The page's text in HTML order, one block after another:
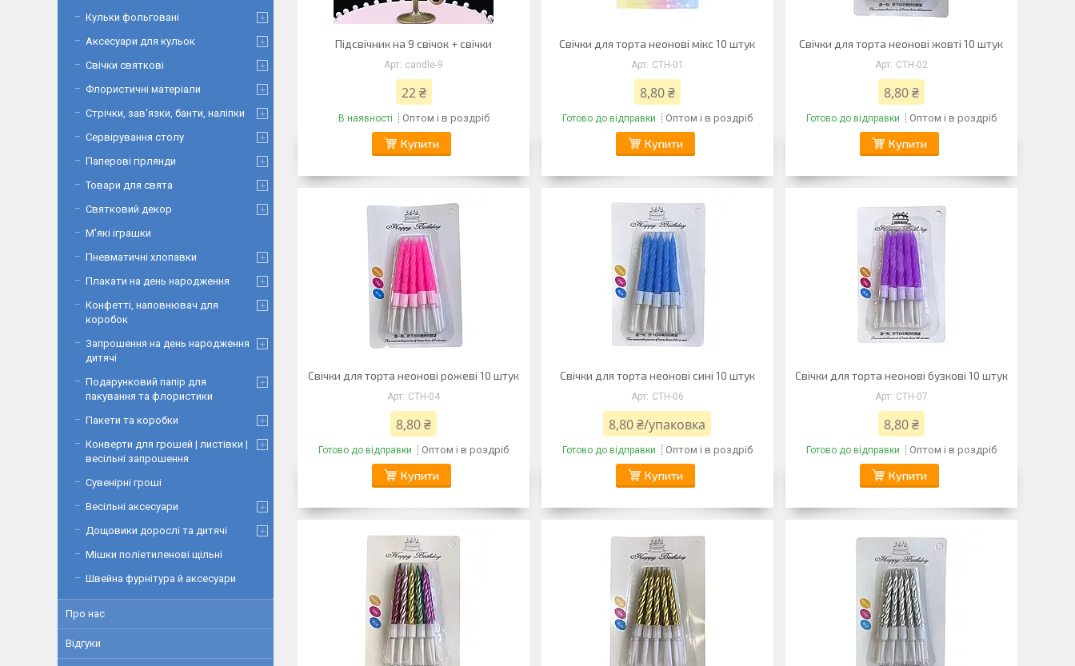
Підсвічник на 9 свічок + свічки
candle-9
22 ₴
В наявності Оптом і в роздріб
Купити
Свічки для торта неонові мікс 10 штук
CTH-01
8,80 ₴
Готово до відправки Оптом і в роздріб
Купити
Свічки для торта неонові жовті 10 штук
CTH-02
8,80 ₴
Готово до відправки Оптом і в роздріб
Купити
Свічки для торта неонові рожеві 10 штук
CTH-04
8,80 ₴
Готово до відправки Оптом і в роздріб
Купити
Свічки для торта неонові сині 10 штук
CTH-06
8,80 ₴/упаковка
Готово до відправки Оптом і в роздріб
Купити
Свічки для торта неонові бузкові 10 штук
CTH-07
8,80 ₴
Готово до відправки Оптом і в роздріб
Купити
Кульки фольговані
Аксесуари для кульок
Свічки святкові
Флористичні матеріали
Стрічки, зав'язки, банти, наліпки
Сервірування столу
Паперові гірлянди
Товари для свята
Святковий декор
М'які іграшки
Пневматичні хлопавки
Плакати на день народження
Конфетті, наповнювач для
коробок
Запрошення на день народження
дитячі
Подарунковий папір для
пакування та флористики
Пакети та коробки
Конверти для грошей | листівки |
весільні запрошення
Сувенірні гроші
Весільні аксесуари
Дощовики дорослі та дитячі
Мішки поліетиленові щільні
Швейна фурнітура й аксесуари
Про нас
Відгуки